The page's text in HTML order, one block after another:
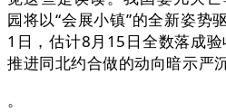
园将以“会展小镇”的全新姿势
1日，估计8月15日全数落成
推进同北约合做的动向暗示严
。